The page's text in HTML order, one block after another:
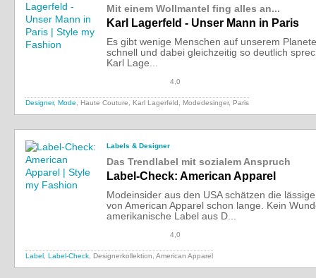
Mit einem Wollmantel fing alles an...
Karl Lagerfeld - Unser Mann in Paris
Es gibt wenige Menschen auf unserem
schnell und dabei gleichzeitig so deutlich
Karl Lage...
4,0
Designer, Mode , Haute Couture, Karl Lagerfeld, Modedesinger, Paris
Labels & Designer
Das Trendlabel mit sozialem Anspruch
Label-Check: American Apparel
Modeinsider aus den USA schätzen die
von American Apparel schon lange. Kein
amerikanische Label aus D...
4,0
Label Label-Check , Designerkollektion, American Apparel